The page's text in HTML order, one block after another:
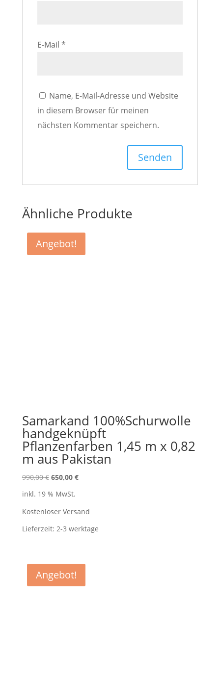
E-Mail *
Name, E-Mail-Adresse und Website
in diesem Browser für meinen
nächsten Kommentar speichern.
Ähnliche Produkte
Angebot!
Samarkand 100%Schurwolle
handgeknüpft
Pflanzenfarben 1,45 m x 0,82
m aus Pakistan
990,00€ Ursprünglicher
war:
990,00 €
650,00 €Aktueller
650,00 €.
inkl. 19 % MwSt.
Kostenloser Versand
Lieferzeit: 2-3 werktage
Angebot!